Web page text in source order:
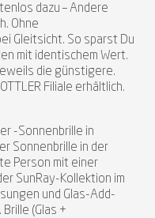
dazu – Andere
Ohne
Gleitsicht. So sparst Du
mit identischem Wert.
die günstigere.
Filiale erhältlich.
-Sonnenbrille in
Sonnenbrille in der
Person mit einer
SunRay-Kollektion im
und Glas-Add-
(Glas +